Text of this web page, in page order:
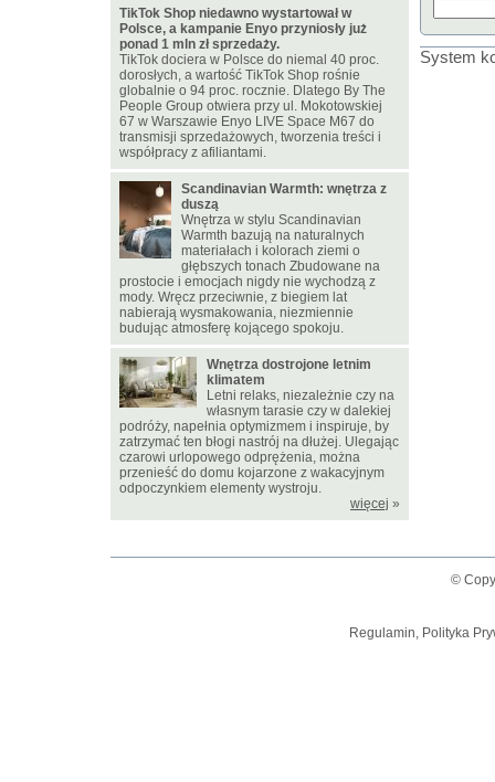
System
TikTok Shop niedawno wystartował w
Polsce, a kampanie Enyo przyniosły już
ponad 1 mln zł sprzedaży.
TikTok dociera w Polsce do niemal 40 proc.
dorosłych, a wartość TikTok Shop rośnie
globalnie o 94 proc. rocznie. Dlatego By The
People Group otwiera przy ul. Mokotowskiej
67 w Warszawie Enyo LIVE Space M67 do
transmisji sprzedażowych, tworzenia treści i
współpracy z afiliantami.
Scandinavian Warmth: wnętrza z
duszą
Wnętrza w stylu Scandinavian
Warmth bazują na naturalnych
materiałach i kolorach ziemi o
głębszych tonach Zbudowane na
prostocie i emocjach nigdy nie wychodzą z
mody. Wręcz przeciwnie, z biegiem lat
nabierają wysmakowania, niezmiennie
budując atmosferę kojącego spokoju.
Wnętrza dostrojone letnim
klimatem
Letni relaks, niezależnie czy na
własnym tarasie czy w dalekiej
podróży, napełnia optymizmem i inspiruje, by
zatrzymać ten błogi nastrój na dłużej. Ulegając
czarowi urlopowego odprężenia, można
przenieść do domu kojarzone z wakacyjnym
odpoczynkiem elementy wystroju.
więcej »
©
Regulamin, Polityka